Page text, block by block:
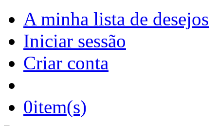
A minha lista de desejos
Iniciar sessão
Criar conta
0item(s)